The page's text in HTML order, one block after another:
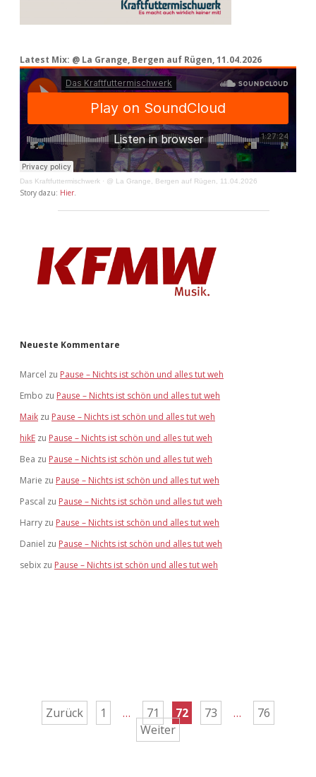
Latest Mix: @ La Grange, Bergen auf Rügen, 11.04.2026
Das Kraftfuttermischwerk · @ La Grange, Bergen auf Rügen, 11.04.2026
Story dazu: Hier.
Neueste Kommentare
Marcel zu Pause – Nichts ist schön und alles tut weh
Embo zu Pause – Nichts ist schön und alles tut weh
Maik zu Pause – Nichts ist schön und alles tut weh
hikE zu Pause – Nichts ist schön und alles tut weh
Bea zu Pause – Nichts ist schön und alles tut weh
Marie zu Pause – Nichts ist schön und alles tut weh
Pascal zu Pause – Nichts ist schön und alles tut weh
Harry zu Pause – Nichts ist schön und alles tut weh
Daniel zu Pause – Nichts ist schön und alles tut weh
sebix zu Pause – Nichts ist schön und alles tut weh
Seitennummerierung
Zurück 1 … 71 72 73 …
76
Weiter